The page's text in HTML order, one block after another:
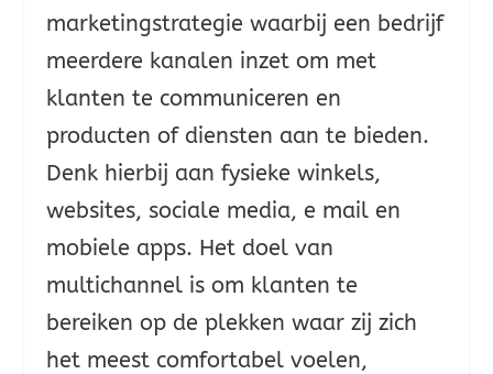
marketingstrategie waarbij een bedrijf
meerdere kanalen inzet om met
klanten te communiceren en
producten of diensten aan te bieden.
Denk hierbij aan fysieke winkels,
websites, sociale media, e mail en
mobiele apps. Het doel van
multichannel is om klanten te
bereiken op de plekken waar zij zich
het meest comfortabel voelen,